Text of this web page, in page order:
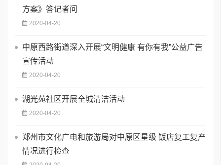
方案》答记者问
2020-04-20
中原西路街道深入开展“文明健康 有你有我”公益广告
宣传活动
2020-04-20
湖光苑社区开展全城清洁活动
2020-04-20
郑州市文化广电和旅游局对中原区星级 饭店复工复产
情况进行检查